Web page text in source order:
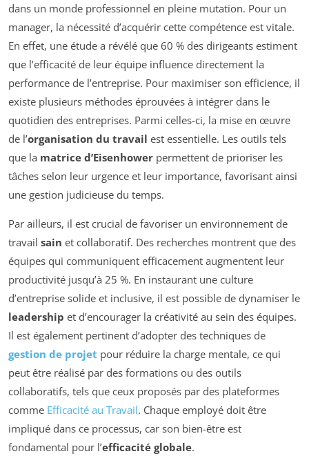
dans un monde professionnel en pleine mutation. Pour un
manager, la nécessité d’acquérir cette compétence est vitale.
En effet, une étude a révélé que 60 % des dirigeants estiment
que l’efficacité de leur équipe influence directement la
performance de l’entreprise. Pour maximiser son efficience, il
existe plusieurs méthodes éprouvées à intégrer dans le
quotidien des entreprises. Parmi celles-ci, la mise en œuvre
de l’organisation du travail est essentielle. Les outils tels
que la matrice d’Eisenhower permettent de prioriser les
tâches selon leur urgence et leur importance, favorisant ainsi
une gestion judicieuse du temps.
Par ailleurs, il est crucial de favoriser un environnement de
travail sain et collaboratif. Des recherches montrent que des
équipes qui communiquent efficacement augmentent leur
productivité jusqu’à 25 %. En instaurant une culture
d’entreprise solide et inclusive, il est possible de dynamiser le
leadership et d’encourager la créativité au sein des équipes.
Il est également pertinent d’adopter des techniques de
gestion de projet pour réduire la charge mentale, ce qui
peut être réalisé par des formations ou des outils
collaboratifs, tels que ceux proposés par des plateformes
comme Efficacité au Travail. Chaque employé doit être
impliqué dans ce processus, car son bien-être est
fondamental pour l’efficacité globale.